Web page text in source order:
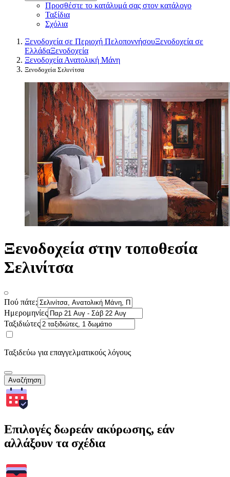
Προσθέστε το κατάλυμά σας στον κατάλογο
Ταξίδια
Σχόλια
Ξενοδοχεία σε Περιοχή ΠελοποννήσουΞενοδοχεία σε
ΕλλάδαΞενοδοχεία
Ξενοδοχεία Ανατολική Μάνη
Ξενοδοχεία Σελινίτσα
Ξενοδοχεία στην τοποθεσία
Σελινίτσα
Πού πάτε;
Ημερομηνίες
Ταξιδιώτες
Ταξιδεύω για επαγγελματικούς λόγους
Αναζήτηση
Επιλογές δωρεάν ακύρωσης, εάν
αλλάξουν τα σχέδια